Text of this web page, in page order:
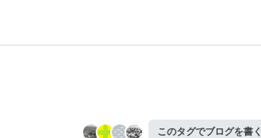
このタグでブログを書く